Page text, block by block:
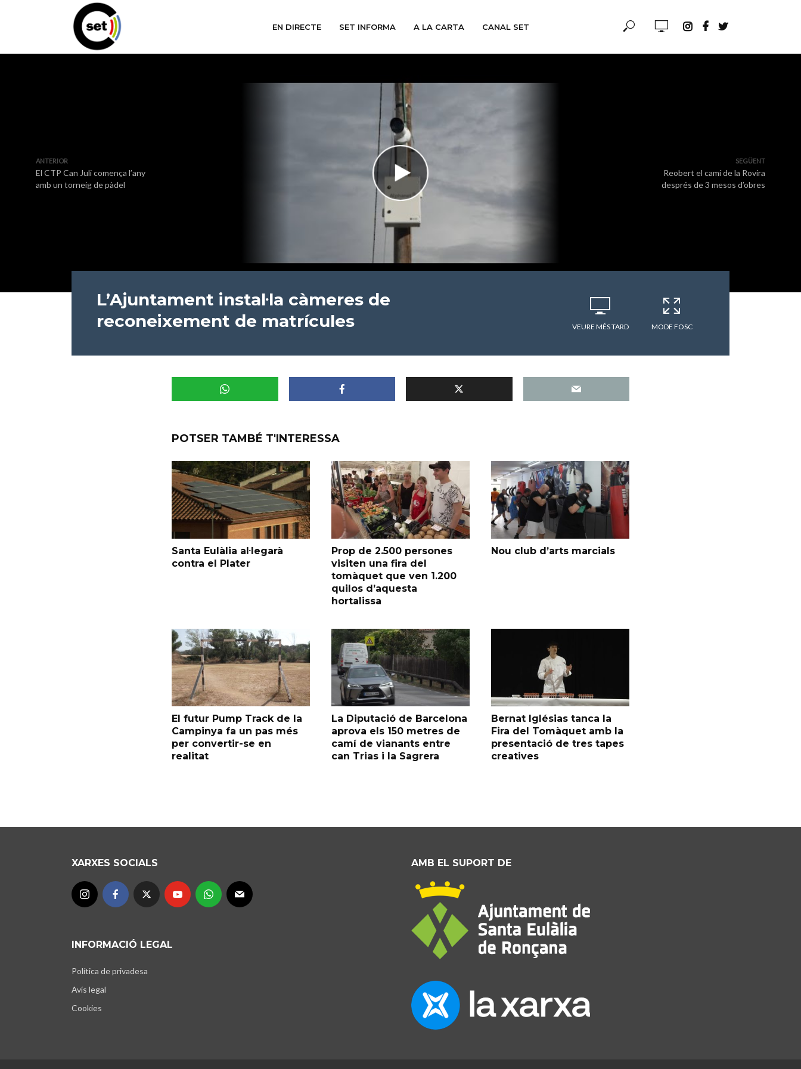
EN DIRECTE SET INFORMA A LA CARTA CANAL SET
ANTERIOR
El CTP Can Juli comença l’any
amb un torneig de pàdel
SEGÜENT
Reobert el camí de la Rovira
després de 3 mesos d’obres
L’Ajuntament instal·la càmeres de
reconeixement de matrícules
VEURE MÉS TARD MODE FOSC
POTSER TAMBÉ T'INTERESSA
Santa Eulàlia al·legarà
contra el Plater
Prop de 2.500 persones
visiten una fira del
tomàquet que ven 1.200
quilos d’aquesta
hortalissa
Nou club d’arts marcials
El futur Pump Track de la
Campinya fa un pas més
per convertir-se en
realitat
La Diputació de Barcelona
aprova els 150 metres de
camí de vianants entre
can Trias i la Sagrera
Bernat Iglésias tanca la
Fira del Tomàquet amb la
presentació de tres tapes
creatives
XARXES SOCIALS
INFORMACIÓ LEGAL
Política de privadesa
Avís legal
Cookies
AMB EL SUPORT DE